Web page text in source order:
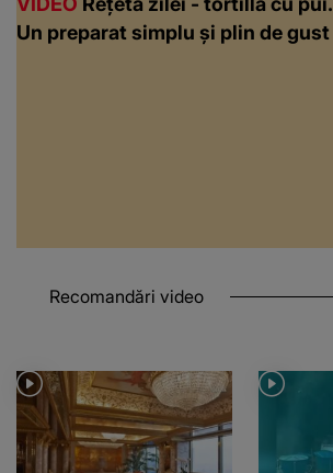
Un preparat simplu și plin de gust
Recomandări video